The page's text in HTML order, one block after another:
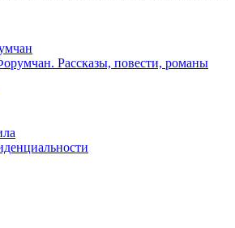
Рассказы, повести, романы